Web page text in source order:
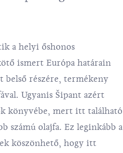
a helyi őshonos
ismert Európa határain
belső részére, termékeny
Ugyanis Šipant azért
könyvébe, mert itt található
számú olajfa. Ez leginkább a
köszönhető, hogy itt